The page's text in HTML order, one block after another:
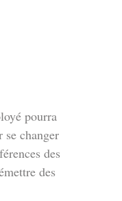
pourra
se changer
des
des